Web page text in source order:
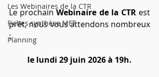
Les Webinaires de la CTR
Fiches synthèse MFT
Planning
Le prochain Webinaire de la CTR est
prêt, nous vous attendons nombreux
:
le lundi 29 juin 2026 à 19h.